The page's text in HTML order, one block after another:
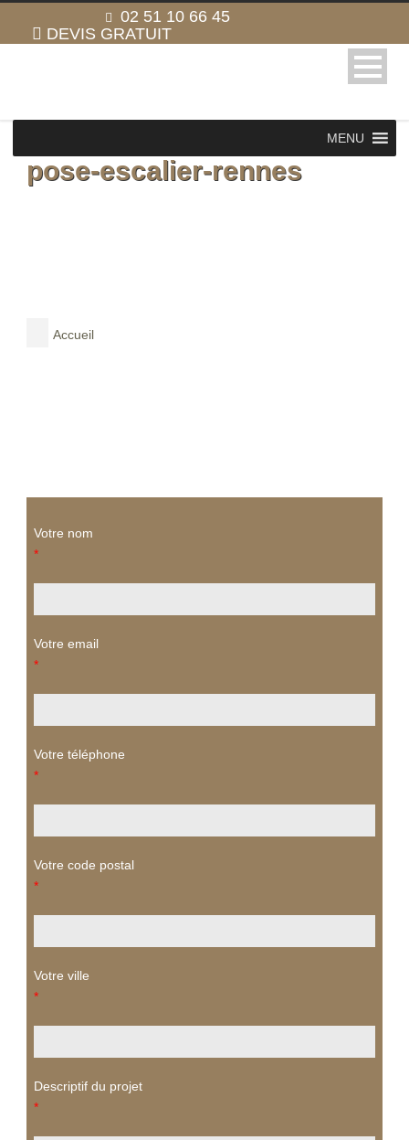
02 51 10 66 45
DEVIS GRATUIT
MENU
pose-escalier-rennes
Accueil
Votre nom
*
Votre email
*
Votre téléphone
*
Votre code postal
*
Votre ville
*
Descriptif du projet
*